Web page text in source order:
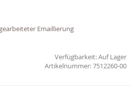
Emaillierung
Verfügbarkeit:Auf Lager
7512260-00